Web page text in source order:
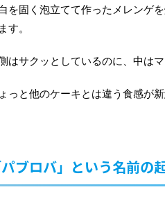
を固く泡立てて作ったメレンゲ
す。
はサクッとしているのに、中は
っと他のケーキとは違う食感が
パブロバ」という名前の